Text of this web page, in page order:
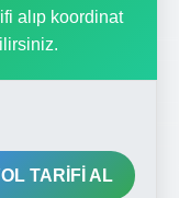
alıp koordinat
TARİFİ AL